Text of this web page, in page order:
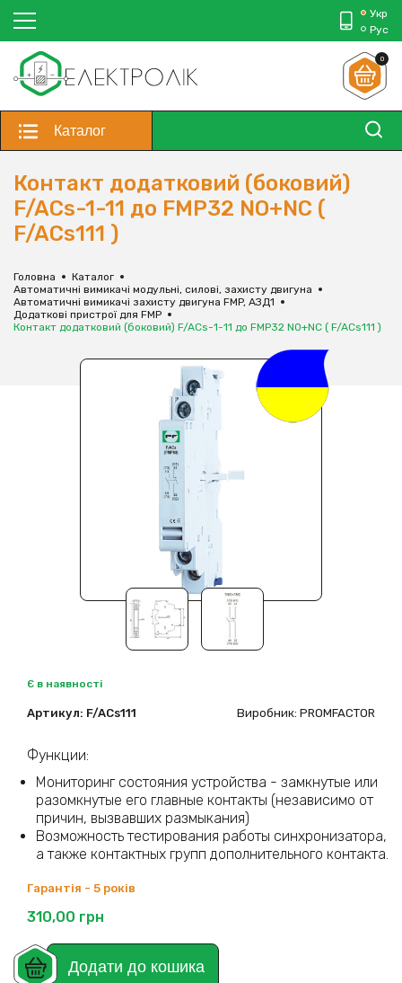
Укр
Рус
0
Каталог
Контакт додатковий (боковий)
F/ACs-1-11 до FMP32 NO+NC (
F/ACs111 )
Головна
Каталог
Автоматичні вимикачі модульні, силові, захисту двигуна
Автоматичні вимикачі захисту двигуна FMP, АЗД1
Додаткові пристрої для FMP
Контакт додатковий (боковий) F/ACs-1-11 до FMP32 NO+NC ( F/ACs111 )
Є в наявності
Артикул: F/ACs111 Виробник: PROMFACTOR
Функции:
Мониторинг состояния устройства - замкнутые или
разомкнутые его главные контакты (независимо от
причин, вызвавших размыкания)
Возможность тестирования работы синхронизатора,
а также контактных групп дополнительного контакта.
Гарантія - 5 років
310,00 грн
Додати до кошика